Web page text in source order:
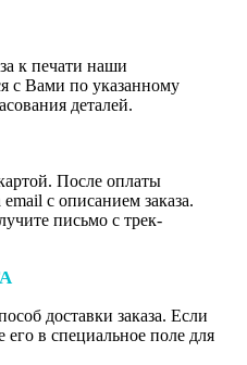
к печати наши
с Вами по указанному
деталей.
После оплаты
с описанием заказа.
письмо с трек-
доставки заказа. Если
его в специальное поле для